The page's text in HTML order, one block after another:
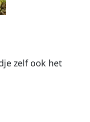
zelf ook het